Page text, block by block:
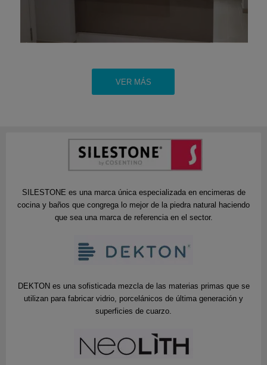
VER MÁS
SILESTONE es una marca única especializada en encimeras de
cocina y baños que congrega lo mejor de la piedra natural haciendo
que sea una marca de referencia en el sector.
DEKTON es una sofisticada mezcla de las materias primas que se
utilizan para fabricar vidrio, porcelánicos de última generación y
superficies de cuarzo.